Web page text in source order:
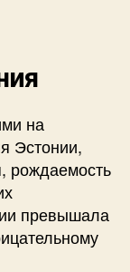
на
Эстонии,
рождаемость
превышала